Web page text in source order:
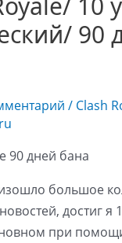
90
/ Clash
большое
достиг я
при